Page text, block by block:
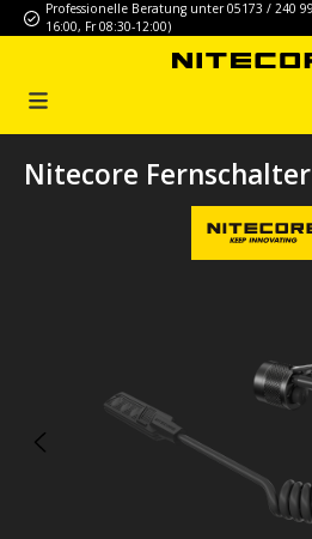
Zum Hauptinhalt springen
Professionelle Beratung unter 05173 / 240
16:00, Fr 08:30-12:00)
Nitecore Fernschalter